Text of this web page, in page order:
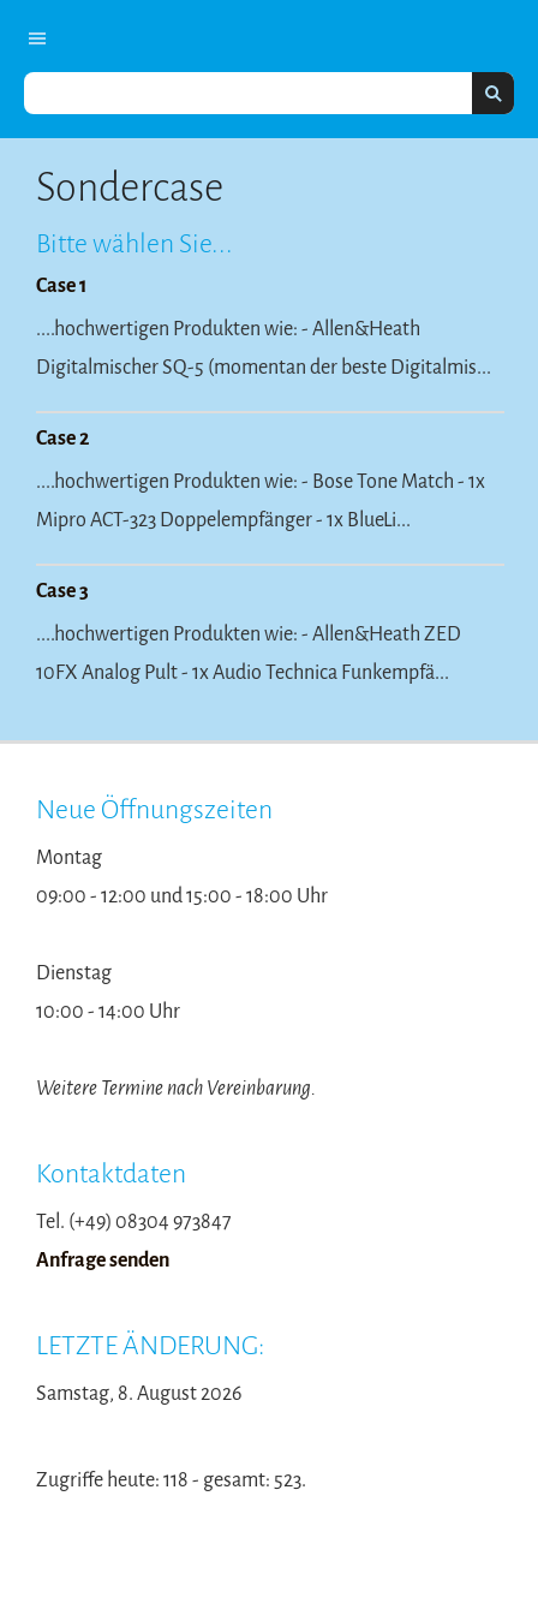
Sondercase
Bitte wählen Sie...
Case 1
....hochwertigen Produkten wie: - Allen&Heath
Digitalmischer SQ-5 (momentan der beste Digitalmis...
Case 2
....hochwertigen Produkten wie: - Bose Tone Match - 1x
Mipro ACT-323 Doppelempfänger - 1x BlueLi...
Case 3
....hochwertigen Produkten wie: - Allen&Heath ZED
10FX Analog Pult - 1x Audio Technica Funkempfä...
Neue Öffnungszeiten
Montag
09:00 - 12:00 und 15:00 - 18:00 Uhr
Dienstag
10:00 - 14:00 Uhr
Weitere Termine nach Vereinbarung.
Kontaktdaten
Tel. (+49) 08304 973847
Anfrage senden
LETZTE ÄNDERUNG:
Samstag, 8. August 2026
Zugriffe heute: 118 - gesamt: 523.